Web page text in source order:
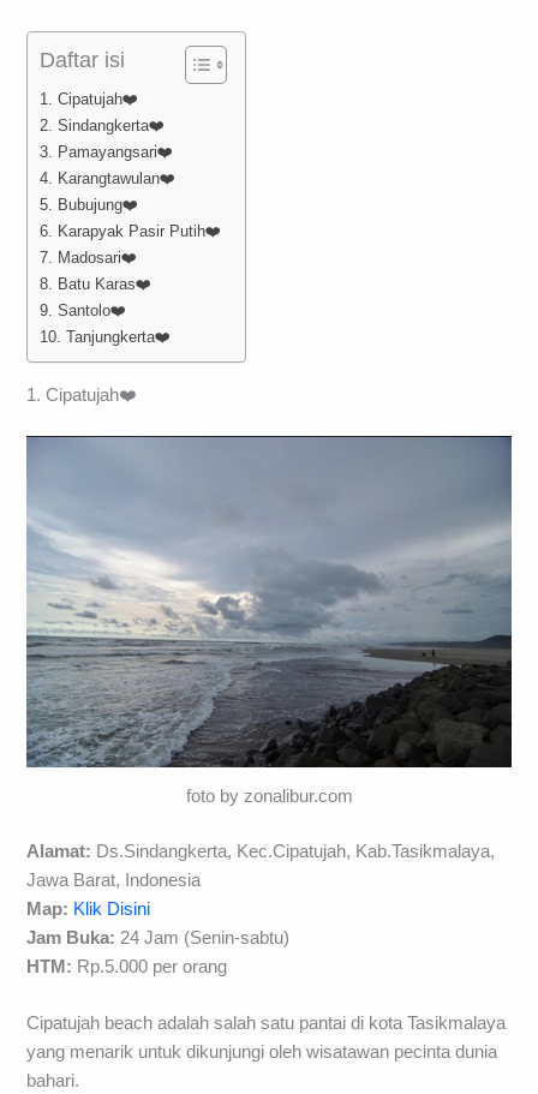
Daftar isi
1. Cipatujah❤️
2. Sindangkerta❤️
3. Pamayangsari❤️
4. Karangtawulan❤️
5. Bubujung❤️
6. Karapyak Pasir Putih❤️
7. Madosari❤️
8. Batu Karas❤️
9. Santolo❤️
10. Tanjungkerta❤️
1. Cipatujah❤️
foto by zonalibur.com
Alamat: Ds.Sindangkerta, Kec.Cipatujah, Kab.Tasikmalaya,
Jawa Barat, Indonesia
Map: Klik Disini
Jam Buka: 24 Jam (Senin-sabtu)
HTM: Rp.5.000 per orang
Cipatujah beach adalah salah satu pantai di kota Tasikmalaya
yang menarik untuk dikunjungi oleh wisatawan pecinta dunia
bahari.